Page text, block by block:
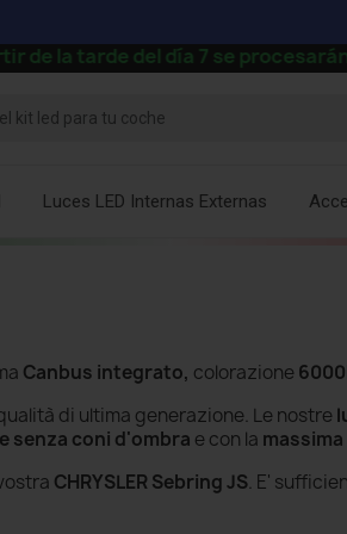
la tarde del día 7 se procesarán
Luces LED Internas Externas
Canbus integrato, colorazione
di ultima generazione. Le nostre
senza coni d'ombra e con la
CHRYSLER Sebring JS. E'